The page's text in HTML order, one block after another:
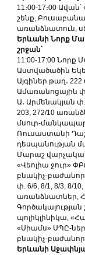
11։00-17։00
շենք,
առանձնատուն,
Երևանի Նորք
շրջան՝
11:00-17:00 Նորք
Աստվածածին
Այգիներ թաղ․
Ամառանոցային
Ա․ Արմենակյան փ.
203, 272/10
մսուր-
Ռուսաստանի
դեսպանության
Մարաշ
«Վեոլիա ջուր»
բնակիչ-
փ. 6/6, 8/1, 8/3, 8/10,
առանձնատներ,
Գործակալության
պոլիկլինիկա,
«Սիամս» ՍՊԸ-
բնակիչ-
Երևանի